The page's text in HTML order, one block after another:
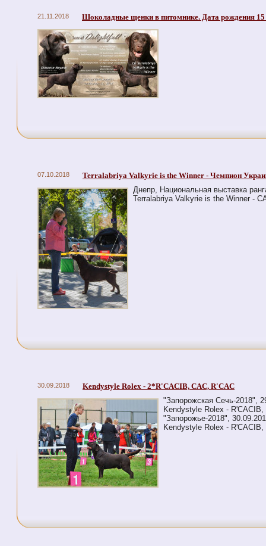
21.11.2018 Шоколадные щенки в питомнике. Дата рождения 15
07.10.2018
Terralabriya Valkyrie is the Winner - Чемпион
Днепр, Национальная выставка
Terralabriya Valkyrie is the Winner -
30.09.2018
Kendystyle Rolex - 2*R'CACIB, CAC, R'CAC
"Запорожская Сечь-2018",
Kendystyle Rolex - R'CACIB,
"Запорожье-2018",
Kendystyle Rolex - R'CACIB,